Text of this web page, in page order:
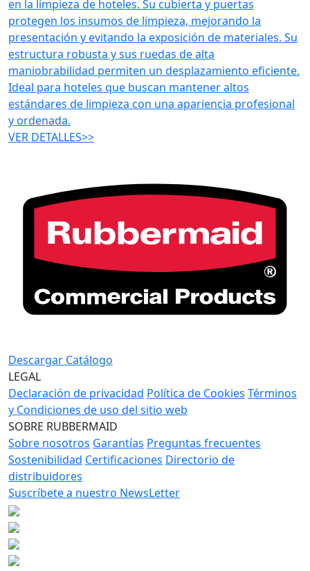
en la limpieza de hoteles. Su cubierta y puertas
protegen los insumos de limpieza, mejorando la
presentación y evitando la exposición de materiales. Su
estructura robusta y sus ruedas de alta
maniobrabilidad permiten un desplazamiento eficiente.
Ideal para hoteles que buscan mantener altos
estándares de limpieza con una apariencia profesional
y ordenada.
VER DETALLES>>
Descargar Catálogo
LEGAL
Declaración de privacidad Política de Cookies Términos
y Condiciones de uso del sitio web
SOBRE RUBBERMAID
Sobre nosotros Garantías Preguntas frecuentes
Sostenibilidad Certificaciones Directorio de
distribuidores
Suscríbete a nuestro NewsLetter